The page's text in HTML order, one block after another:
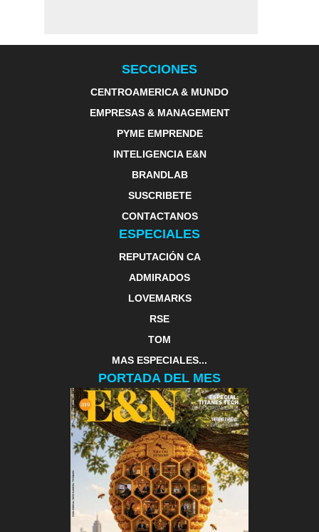
SECCIONES
CENTROAMERICA & MUNDO
EMPRESAS & MANAGEMENT
PYME EMPRENDE
INTELIGENCIA E&N
BRANDLAB
SUSCRIBETE
CONTACTANOS
ESPECIALES
REPUTACIÓN CA
ADMIRADOS
LOVEMARKS
RSE
TOM
MAS ESPECIALES...
PORTADA DEL MES